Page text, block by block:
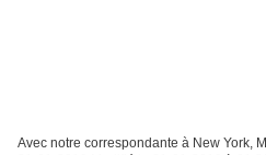
Avec notre correspondante à New York,